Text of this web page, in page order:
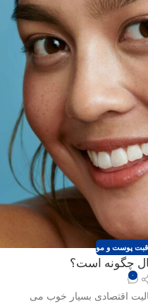
پوست و مو
چگونه است؟
۰
اقتصادی بسیار خوب می